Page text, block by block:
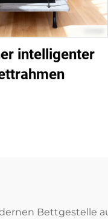
intelligenter
Bettgestelle